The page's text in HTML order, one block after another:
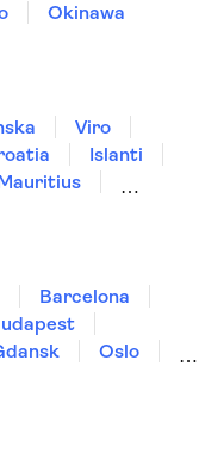
Okinawa
Viro
Islanti
Barcelona
Oslo